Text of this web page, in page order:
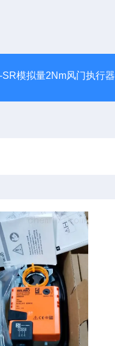
模拟量2Nm风门执行器